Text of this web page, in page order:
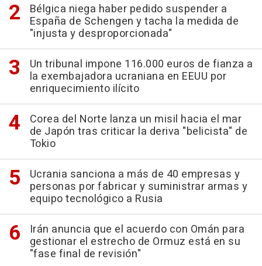
Bélgica niega haber pedido suspender a
España de Schengen y tacha la medida de
"injusta y desproporcionada"
Un tribunal impone 116.000 euros de fianza a
la exembajadora ucraniana en EEUU por
enriquecimiento ilícito
Corea del Norte lanza un misil hacia el mar
de Japón tras criticar la deriva "belicista" de
Tokio
Ucrania sanciona a más de 40 empresas y
personas por fabricar y suministrar armas y
equipo tecnológico a Rusia
Irán anuncia que el acuerdo con Omán para
gestionar el estrecho de Ormuz está en su
"fase final de revisión"